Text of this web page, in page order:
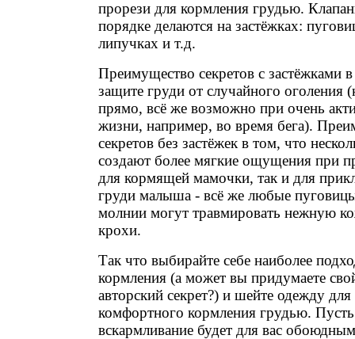
прорези для кормления грудью.
порядке делаются на застёжках:
липучках и т.д.
Преимущество секретов с застёжками
защите груди от случайного оголения
прямо, всё же возможно при очень
жизни, например, во время бега).
секретов без застёжек в том, что
создают более мягкие ощущения при
для кормящей мамочки, так и для
груди малыша - всё же любые
молнии могут травмировать нежную
крохи.
Так что выбирайте себе наиболее
кормления (а может вы придумаете
авторский секрет?) и шейте одежду
комфортного кормления грудью.
вскармливание будет для вас